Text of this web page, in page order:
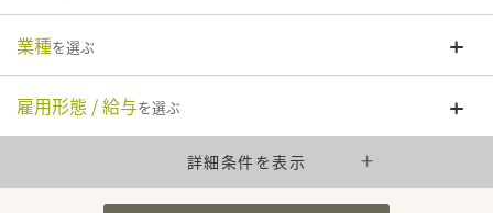
業種を選ぶ
雇用形態 / 給与を選ぶ
詳細条件を表示